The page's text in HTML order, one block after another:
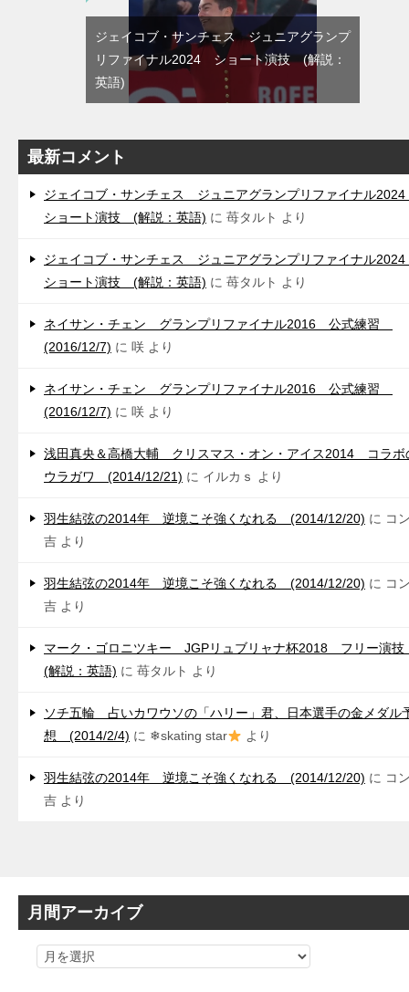
ジェイコブ・サンチェス ジュニアグランプ
リファイナル2024 ショート演技 (解説：
英語)
最新コメント
ジェイコブ・サンチェス ジュニアグランプリファイナル
ショート演技 (解説：英語) に 苺タルト より
ジェイコブ・サンチェス ジュニアグランプリファイナル
ショート演技 (解説：英語) に 苺タルト より
ネイサン・チェン グランプリファイナル2016 公式練習
(2016/12/7) に 咲 より
ネイサン・チェン グランプリファイナル2016 公式練習
(2016/12/7) に 咲 より
浅田真央＆高橋大輔 クリスマス・オン・アイス2014 コラボ
ウラガワ (2014/12/21) に イルカｓ より
羽生結弦の2014年 逆境こそ強くなれる (2014/12/20) に コ
吉 より
羽生結弦の2014年 逆境こそ強くなれる (2014/12/20) に コ
吉 より
マーク・ゴロニツキー JGPリュブリャナ杯2018 フリー演
(解説：英語) に 苺タルト より
ソチ五輪 占いカワウソの「ハリー」君、日本選手の金メダル
想 (2014/2/4) に ❄skating star より
羽生結弦の2014年 逆境こそ強くなれる (2014/12/20) に コ
吉 より
月間アーカイブ